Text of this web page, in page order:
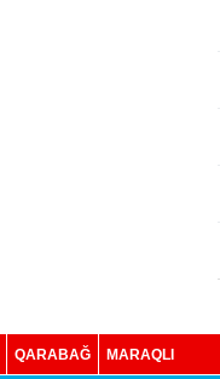
QARABAĞ MARAQLI